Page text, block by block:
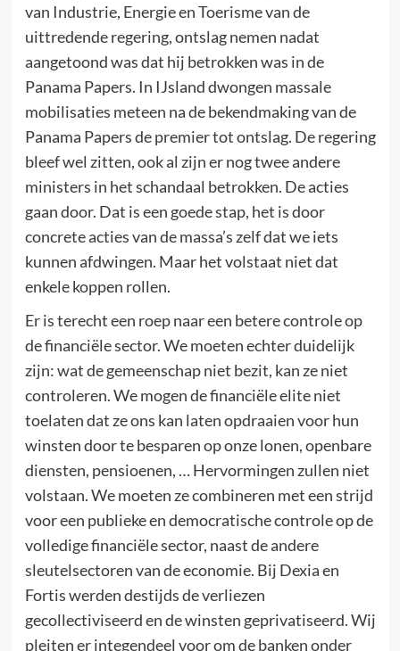
van Industrie, Energie en Toerisme van de
uittredende regering, ontslag nemen nadat
aangetoond was dat hij betrokken was in de
Panama Papers. In IJsland dwongen massale
mobilisaties meteen na de bekendmaking van de
Panama Papers de premier tot ontslag. De regering
bleef wel zitten, ook al zijn er nog twee andere
ministers in het schandaal betrokken. De acties
gaan door. Dat is een goede stap, het is door
concrete acties van de massa’s zelf dat we iets
kunnen afdwingen. Maar het volstaat niet dat
enkele koppen rollen.
Er is terecht een roep naar een betere controle op
de financiële sector. We moeten echter duidelijk
zijn: wat de gemeenschap niet bezit, kan ze niet
controleren. We mogen de financiële elite niet
toelaten dat ze ons kan laten opdraaien voor hun
winsten door te besparen op onze lonen, openbare
diensten, pensioenen, … Hervormingen zullen niet
volstaan. We moeten ze combineren met een strijd
voor een publieke en democratische controle op de
volledige financiële sector, naast de andere
sleutelsectoren van de economie. Bij Dexia en
Fortis werden destijds de verliezen
gecollectiviseerd en de winsten geprivatiseerd. Wij
pleiten er integendeel voor om de banken onder